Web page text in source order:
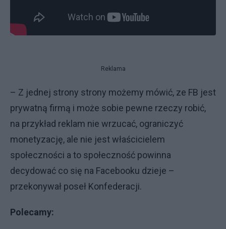
Reklama
– Z jednej strony strony możemy mówić, ze FB jest
prywatną firmą i może sobie pewne rzeczy robić,
na przykład reklam nie wrzucać, ograniczyć
monetyzację, ale nie jest właścicielem
społeczności a to społeczność powinna
decydować co się na Facebooku dzieje –
przekonywał poseł Konfederacji.
Polecamy: